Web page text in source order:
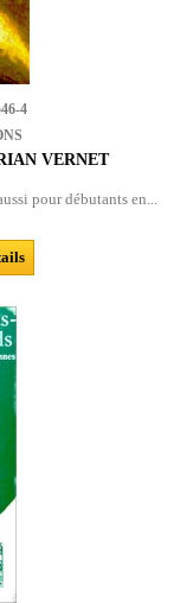
4
VERNET
pour débutants en...